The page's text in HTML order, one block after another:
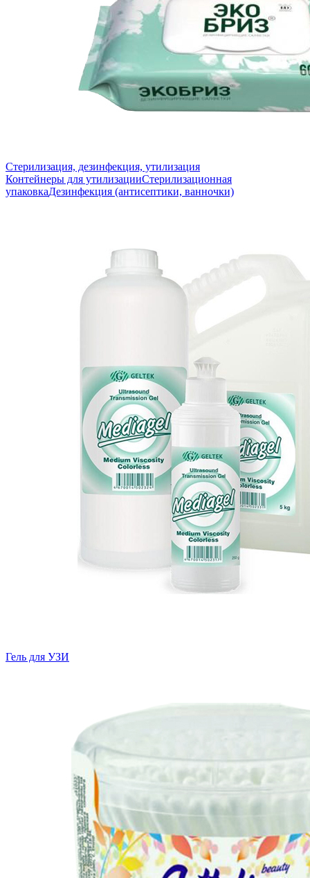
Стерилизация, дезинфекция, утилизация
Контейнеры для утилизацииСтерилизационная
упаковкаДезинфекция (антисептики, ванночки)
Гель для УЗИ